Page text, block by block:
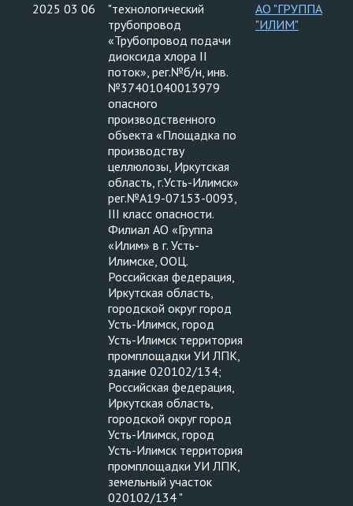
2025 03 06
"технологический
трубопровод
«Трубопровод подачи
диоксида хлора II
поток», рег.№б/н, инв.
№37401040013979
опасного
производственного
объекта «Площадка по
производству
целлюлозы, Иркутская
область, г.Усть-Илимск»
рег.№А19-07153-0093,
III класс опасности.
Филиал АО «Группа
«Илим» в г. Усть-
Илимске, ООЦ.
Российская федерация,
Иркутская область,
городской округ город
Усть-Илимск, город
Усть-Илимск территория
промплощадки УИ ЛПК,
здание 020102/134;
Российская федерация,
Иркутская область,
городской округ город
Усть-Илимск, город
Усть-Илимск территория
промплощадки УИ ЛПК,
земельный участок
020102/134 "
АО "ГРУППА
"ИЛИМ"